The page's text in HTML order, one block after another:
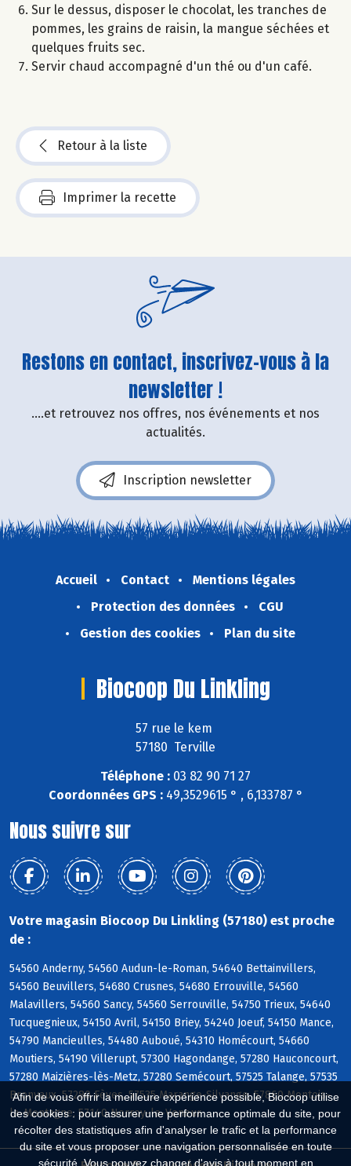
Afin de vous offrir la meilleure expérience possible, Biocoop utilise
des cookies : pour assurer une performance optimale du site, pour
récolter des statistiques afin d'analyser le trafic et la performance
du site et vous proposer une navigation personnalisée en toute
sécurité. Vous pouvez changer d'avis à tout moment en
Sur le dessus, disposer le chocolat, les tranches de
pommes, les grains de raisin, la mangue séchées et
quelques fruits sec.
Servir chaud accompagné d'un thé ou d'un café.
Retour à la liste
Imprimer la recette
Restons en contact, inscrivez-vous à la
newsletter !
....et retrouvez nos offres, nos événements et nos
actualités.
Inscription newsletter
Accueil Contact
Mentions légales
Protection des données
CGU
Gestion des cookies
Plan du site
Biocoop Du Linkling
57 rue le kem
57180 Terville
Téléphone : 03 82 90 71 27
Coordonnées GPS :49,3529615 ° , 6,133787 °
Nous suivre sur
Votre magasin Biocoop Du Linkling (57180) est proche
de :
54560 Anderny, 54560 Audun-le-Roman, 54640 Bettainvillers,
54560 Beuvillers, 54680 Crusnes, 54680 Errouville, 54560
Malavillers, 54560 Sancy, 54560 Serrouville, 54750 Trieux, 54640
Tucquegnieux, 54150 Avril, 54150 Briey, 54240 Joeuf, 54150 Mance,
54790 Mancieulles, 54480 Auboué, 54310 Homécourt, 54660
Moutiers, 54190 Villerupt, 57300 Hagondange, 57280 Hauconcourt,
57280 Maizières-lès-Metz, 57280 Semécourt, 57525 Talange, 57535
Bronvaux, 57280 Fèves, 57535 Marange-Silvange, 57860 Montois-
la-Montagne, 57140 Norroy-le-Veneur